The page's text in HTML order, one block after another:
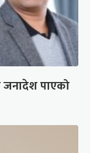
पाएको